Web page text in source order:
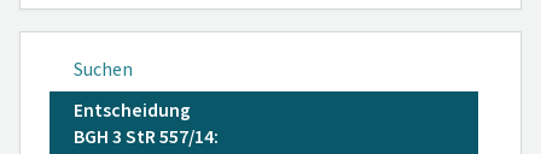
Suchen
Entscheidung
BGH 3 StR 557/14: